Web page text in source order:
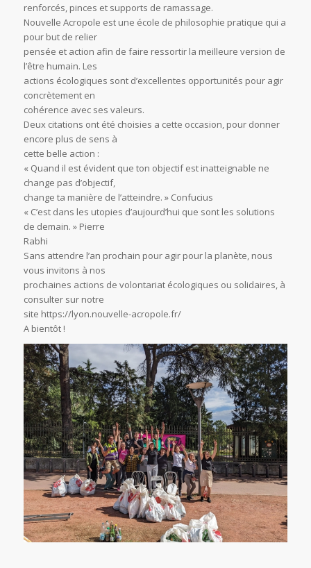
renforcés, pinces et supports de ramassage.
Nouvelle Acropole est une école de philosophie pratique qui a
pour but de relier
pensée et action afin de faire ressortir la meilleure version de
l’être humain. Les
actions écologiques sont d’excellentes opportunités pour agir
concrètement en
cohérence avec ses valeurs.
Deux citations ont été choisies a cette occasion, pour donner
encore plus de sens à
cette belle action :
« Quand il est évident que ton objectif est inatteignable ne
change pas d’objectif,
change ta manière de l’atteindre. » Confucius
« C’est dans les utopies d’aujourd’hui que sont les solutions
de demain. » Pierre
Rabhi
Sans attendre l’an prochain pour agir pour la planète, nous
vous invitons à nos
prochaines actions de volontariat écologiques ou solidaires, à
consulter sur notre
site https://lyon.nouvelle-acropole.fr/
A bientôt !